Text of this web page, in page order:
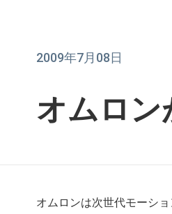
2009年7月08日
オムロン
オムロンは次世代モーショ